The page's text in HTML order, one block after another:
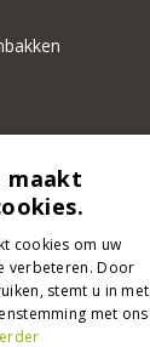
maakt
cookies om uw
verbeteren. Door
stemt u in met
met ons